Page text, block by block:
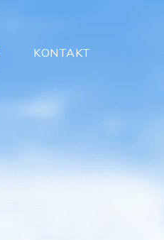
KONTAKT